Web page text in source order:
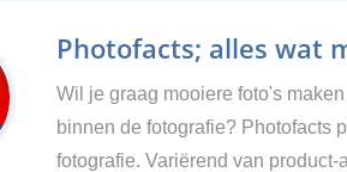
Photofacts; alles wat
Wil je graag mooiere foto's
binnen de fotografie? Photofacts
fotografie. Variërend van